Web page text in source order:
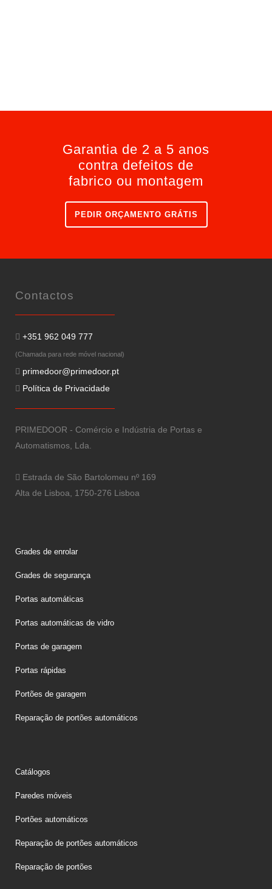
Garantia de 2 a 5 anos
contra defeitos de
fabrico ou montagem
PEDIR ORÇAMENTO GRÁTIS
Contactos
+351 962 049 777
(Chamada para rede móvel nacional)
primedoor@primedoor.pt
Política de Privacidade
PRIMEDOOR - Comércio e Indústria de Portas e
Automatismos, Lda.
Estrada de São Bartolomeu nº 169
Alta de Lisboa, 1750-276 Lisboa
Grades de enrolar
Grades de segurança
Portas automáticas
Portas automáticas de vidro
Portas de garagem
Portas rápidas
Portões de garagem
Reparação de portões automáticos
Catálogos
Paredes móveis
Portões automáticos
Reparação de portões automáticos
Reparação de portões